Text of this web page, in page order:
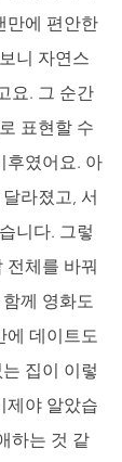
만에 편안한
니 자연스
요. 그 순간
표현할 수
후였어요. 아
라졌고, 서
니다. 그렇
전체를 바꿔
께 영화도
에 데이트도
집이 이렇
제야 알았습
하는 것 같